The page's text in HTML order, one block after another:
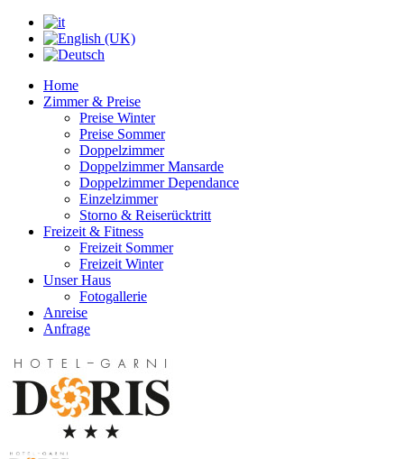
Home
Zimmer & Preise
Preise Winter
Preise Sommer
Doppelzimmer
Doppelzimmer Mansarde
Doppelzimmer Dependance
Einzelzimmer
Storno & Reiserücktritt
Freizeit & Fitness
Freizeit Sommer
Freizeit Winter
Unser Haus
Fotogallerie
Anreise
Anfrage